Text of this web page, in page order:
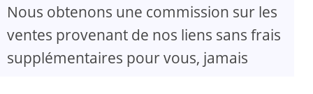
i
d
Nous obtenons une commission sur les
ventes provenant de nos liens sans frais
supplémentaires pour vous, jamais